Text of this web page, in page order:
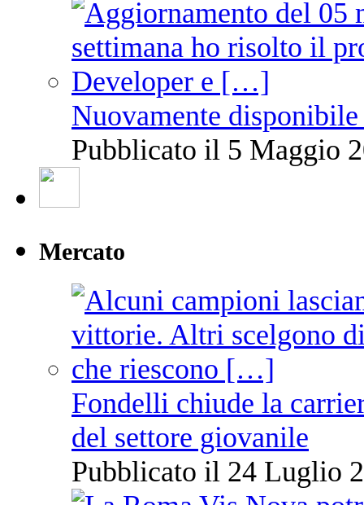
Nuovamente
Pubblicato il 5 Maggio
Mercato
Fondelli chiude la
del settore giovanile
Pubblicato il 24 Luglio